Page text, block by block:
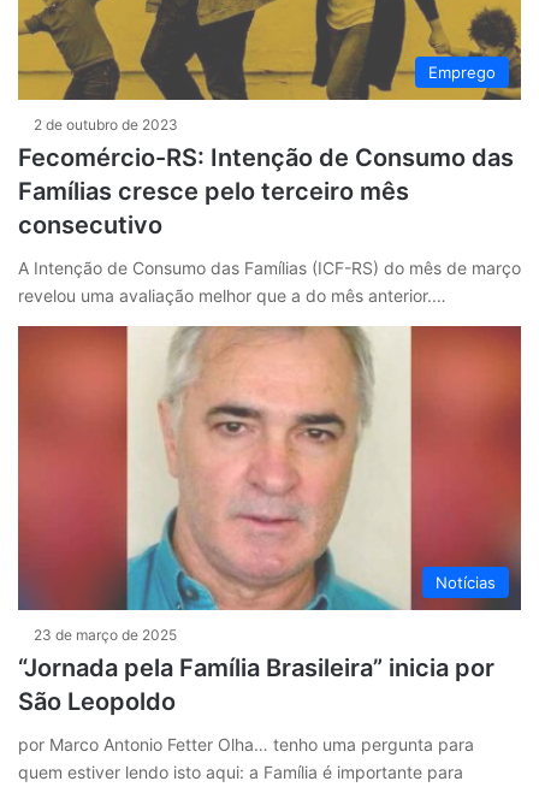
Emprego
2 de outubro de 2023
Fecomércio-RS: Intenção de Consumo das
Famílias cresce pelo terceiro mês
consecutivo
A Intenção de Consumo das Famílias (ICF-RS) do mês de março
revelou uma avaliação melhor que a do mês anterior.…
Notícias
23 de março de 2025
“Jornada pela Família Brasileira” inicia por
São Leopoldo
por Marco Antonio Fetter Olha… tenho uma pergunta para
quem estiver lendo isto aqui: a Família é importante para